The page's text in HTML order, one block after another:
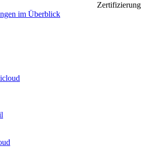
Zertifizierung
im Überblick